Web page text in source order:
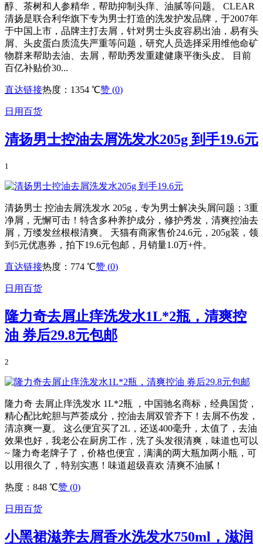
醇、茶树和人参精华，帮助抑制头痒、油腻等问题。 CLEAR
清扬是联合利华旗下专为男士打造的洗发护发品牌，于2007年
于中国上市，品牌主打去屑，针对男士头皮容易出油，易有头
屑、头皮蛋白质流失严重等问题，研究人员选择采用维他命矿
物群来帮助去油、去屑，帮助秀发重建健康平衡头皮。 目前
百亿补贴价30...
直达链接热度：1354 ℃赞 (0)
日用百货
清扬男士控油去屑洗发水205g 到手19.6元
1
清扬男士 控油去屑洗发水 205g，专为男士解决头屑问题；3重
净屑，无懈可击！特含多种养护成分，修护秀发，清爽控油去
屑，万缕发丝根根清爽。 天猫有商家售价24.6元，205g装，领
到5元优惠券，拍下19.6元包邮，月销量1.0万+件。
直达链接热度：774 ℃赞 (0)
日用百货
隆力奇去屑止痒洗发水1L*2瓶，清爽控
油 券后29.8元包邮
2
隆力奇 去屑止痒洗发水 1L*2瓶 ，中国驰名商标，经典国货，
精心配比蛇胆与芦荟成分，控油去屑双管齐下！去屑不伤发，
清凉爽一夏。 这么便宜买了2L，还送400毫升，太值了，去油
效果也好，我老公在厨房工作，洗了头发很清爽，味道也可以
~ 隆力奇老牌子了，价格也便宜，满满的两大瓶加两小瓶，可
以用很久了，特别实惠！味道超级喜欢 清爽不油腻！
热度：848 ℃赞 (0)
日用百货
小黑裙滋养去屑香水洗发水750ml，滋润